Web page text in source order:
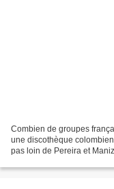
Combien de groupes
une discothèque
pas loin de Pereira et